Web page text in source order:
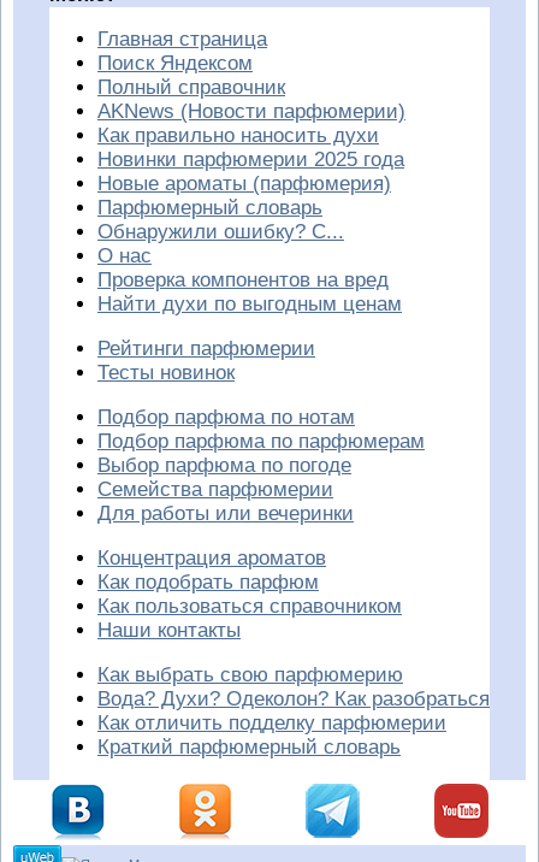
Главная страница
Поиск Яндексом
Полный справочник
AKNews (Новости парфюмерии)
Как правильно наносить духи
Новинки парфюмерии 2025 года
Новые ароматы (парфюмерия)
Парфюмерный словарь
Обнаружили ошибку? С...
О нас
Проверка компонентов на вред
Найти духи по выгодным ценам
Рейтинги парфюмерии
Тесты новинок
Подбор парфюма по нотам
Подбор парфюма по парфюмерам
Выбор парфюма по погоде
Семейства парфюмерии
Для работы или вечеринки
Концентрация ароматов
Как подобрать парфюм
Как пользоваться справочником
Наши контакты
Как выбрать свою парфюмерию
Вода? Духи? Одеколон? Как разобраться
Как отличить подделку парфюмерии
Краткий парфюмерный словарь